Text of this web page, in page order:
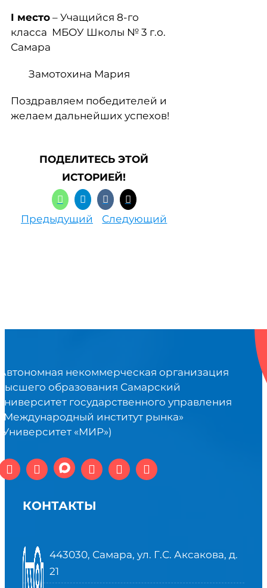
I место – Учащийся 8-го
класса МБОУ Школы № 3 г.о.
Самара
Замотохина Мария
Поздравляем победителей и
желаем дальнейших успехов!
ПОДЕЛИТЕСЬ ЭТОЙ
ИСТОРИЕЙ!
Предыдущий Следующий
некоммерческая организация
образования Самарский
государственного управления
институт рынка»
«МИР»)
КОНТАКТЫ
443030, Самара, ул. Г.С. Аксакова, д.
21